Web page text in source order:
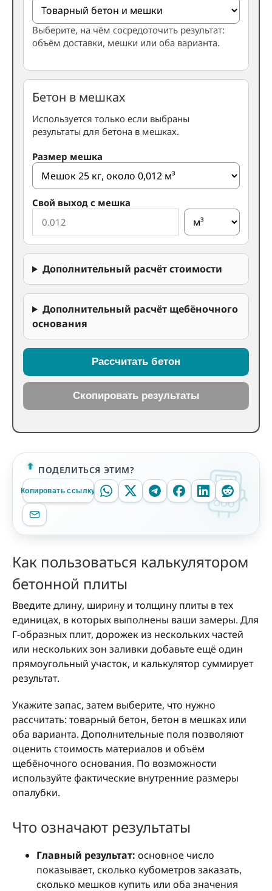
Выберите, на чём сосредоточить результат:
объём доставки, мешки или оба варианта.
Бетон в мешках
Используется только если выбраны
результаты для бетона в мешках.
Размер мешка
Свой выход с мешка
Дополнительный расчёт стоимости
Дополнительный расчёт щебёночного
основания
Рассчитать бетон
Скопировать результаты
ПОДЕЛИТЬСЯ ЭТИМ?
Копировать ссылку
Как пользоваться калькулятором
бетонной плиты
Введите длину, ширину и толщину плиты в тех
единицах, в которых выполнены ваши замеры. Для
Г-образных плит, дорожек из нескольких частей
или нескольких зон заливки добавьте ещё один
прямоугольный участок, и калькулятор суммирует
результат.
Укажите запас, затем выберите, что нужно
рассчитать: товарный бетон, бетон в мешках или
оба варианта. Дополнительные поля позволяют
оценить стоимость материалов и объём
щебёночного основания. По возможности
используйте фактические внутренние размеры
опалубки.
Что означают результаты
Главный результат: основное число
показывает, сколько кубометров заказать,
сколько мешков купить или оба значения